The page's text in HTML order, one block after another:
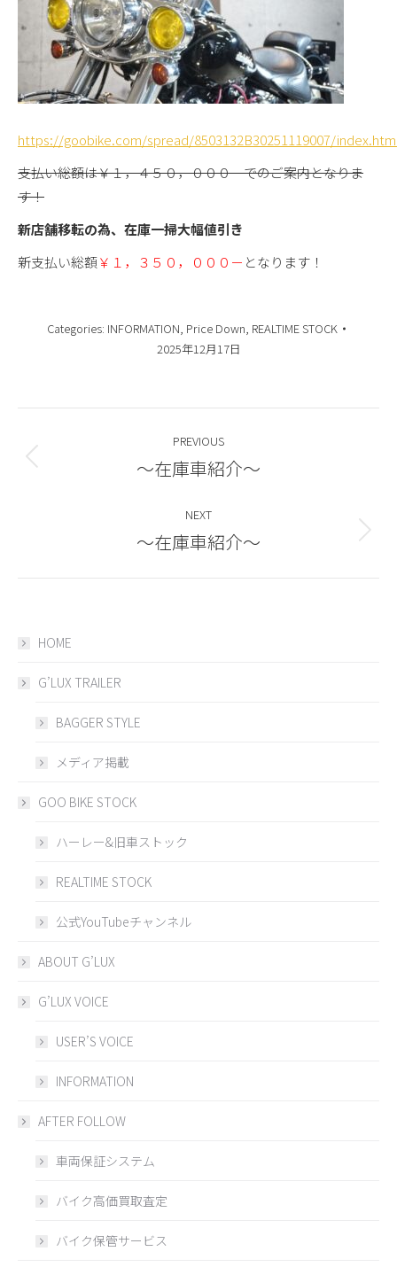
https://goobike.com/spread/8503132B30251119007/
支払い総額は￥１，４５０，０００－でのご案内となりま
す！
新店舗移転の為、在庫一掃大幅値引き
新支払い総額￥１，３５０，０００－ となります！
Categories: INFORMATION, Price Down, REALTIME STOCK
2025年12月17日
navigation
PREVIOUS
Previous
～在庫車紹介～
NEXT
Next
～在庫車紹介～
HOME
G’LUX TRAILER
BAGGER STYLE
メディア掲載
GOO BIKE STOCK
ハーレー&旧車ストック
REALTIME STOCK
公式YouTubeチャンネル
ABOUT G’LUX
G’LUX VOICE
USER’S VOICE
INFORMATION
AFTER FOLLOW
車両保証システム
バイク高価買取査定
バイク保管サービス